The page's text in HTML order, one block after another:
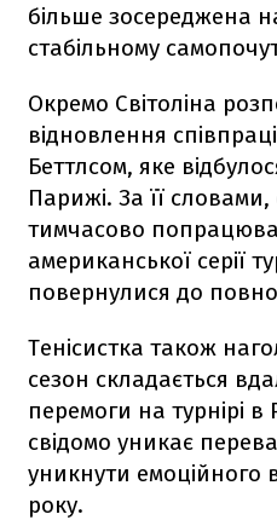
більше зосереджена
стабільному
Окремо Світоліна
відновлення
Беттлсом, яке
Парижі. За її
тимчасово
американської серії
повернулися до
Тенісистка також
сезон складається
перемоги на турнірі
свідомо уникає
уникнути емоційного
року.